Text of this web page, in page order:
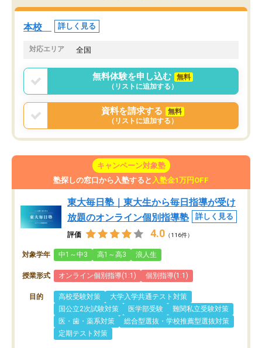
すめできる塾です。
本校 詳しく見る
対応エリア 全国
無料体験を申し込む
無料
（リストに追加する）
資料を請求する
無料
（リストに追加する）
キャンペーン対象塾
塾探しの窓口から入塾すると 入塾金1万円OFF
東大毎日塾｜東大生から毎日指導が受け
放題のオンライン個別指導塾
詳しく見る
評価 4.0 （116件）
対象学年 中1～中3 高1～高3 浪人生
授業形式 オンライン個別指導(1:1) 個別指導(1:1)
目的 高校受験対策
大学入学共通テスト対策
国公立2次試験対策
医学部受験
難関私立受験対策
医・歯・薬系対策
総合型選抜・学校推薦型選抜対策
定期テスト対策